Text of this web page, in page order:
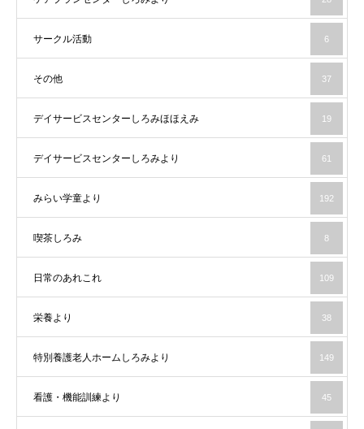
サークル活動 6
その他 37
デイサービスセンターしろみほほえみ 19
デイサービスセンターしろみより 61
みらい学童より 192
喫茶しろみ 8
日常のあれこれ 109
栄養より 38
特別養護老人ホームしろみより 149
看護・機能訓練より 45